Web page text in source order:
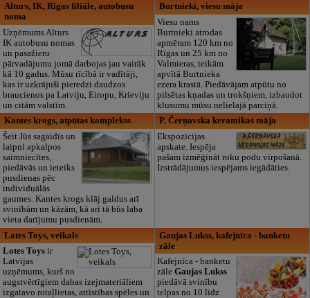
Alturs, IK, Rīgas filiāle, autobusu
noma
Uzņēmums Alturs
IK autobusu nomas
un pasažieru
pārvadājumu jomā darbojas jau vairāk
kā 10 gadus. Mūsu rīcībā ir vadītāji,
kas ir uzkrājuši pieredzi daudzos
braucienos pa Latviju, Eiropu, Krieviju
un citām valstīm.
Burtnieki, viesu māja
Viesu nams
Burtnieki atrodas
apmēram 120 km no
Rīgas un 25 km no
Valmieras, teikām
apvītā Burtnieka
ezera krastā. Piedāvājam atpūtu no
pilsētas kņadas un trokšņiem, izbaudot
klusumu mūsu nelielajā parciņā.
Kantes krogs, atpūtas komplekss
Šeit Jūs sagaidīs un
laipni apkalpos
saimniecītes,
piedāvās un ieteiks
pusdienas pēc
individuālās
gaumes. Kantes krogs klāj galdus arī
svinībām un kāzām, kā arī tā būs laba
vieta darījumu pusdienām.
P. Čerņavska keramikas māja
Ekspozīcijas
apskate. Iespēja
pašam izmēģināt roku podu virpošanā.
Izstrādājumus iespējams iegādāties.
Lotes Toys, veikals
Lotes Toysir
Latvijas
uzņēmums, kurš no
augstvērtīgiem dabas izejmateriāliem
izgatavo rotaļlietas, attīstības spēles un
Gaujas Lukss, kafejnīca - banketu
zāle
Kafejnīca - banketu
zāleGaujas Lukss
piedāvā svinību
telpas no 10 līdz